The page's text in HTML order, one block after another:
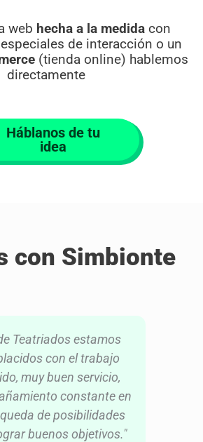
web hecha a la medida con
de interacción o un
(tienda online) hablemos
directamente
Háblanos de tu
idea
con Simbionte
Teatriados estamos
con el trabajo
muy buen servicio,
constante en
de posibilidades
buenos objetivos."